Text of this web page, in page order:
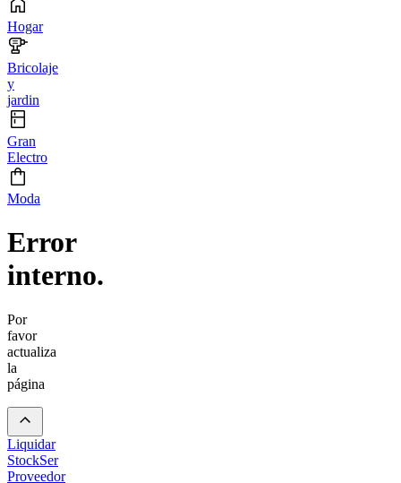
Hogar
Bricolaje
y
jardin
Gran
Electro
Moda
Error
interno.
Por
favor
actualiza
la
página
Liquidar
StockSer
Proveedor